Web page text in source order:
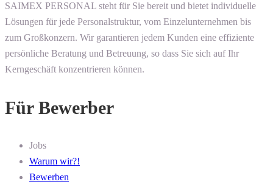
SAIMEX PERSONAL steht für Sie bereit und bietet individuelle
Lösungen für jede Personalstruktur, vom Einzelunternehmen bis
zum Großkonzern. Wir garantieren jedem Kunden eine effiziente
persönliche Beratung und Betreuung, so dass Sie sich auf Ihr
Kerngeschäft konzentrieren können.
Für Bewerber
Jobs
Warum wir?!
Bewerben